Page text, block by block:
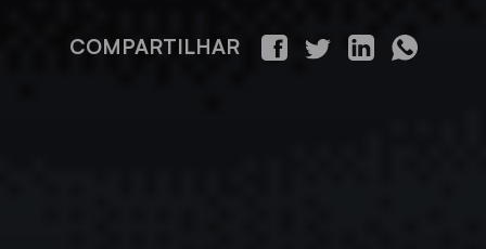
COMPARTILHAR